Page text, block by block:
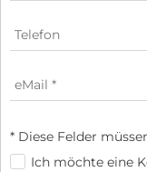
* Diese Felder
Ich möchte eine